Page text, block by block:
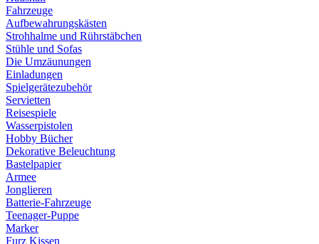
Fahrzeuge
Aufbewahrungskästen
Strohhalme und Rührstäbchen
Stühle und Sofas
Die Umzäunungen
Einladungen
Spielgerätezubehör
Servietten
Reisespiele
Wasserpistolen
Hobby Bücher
Dekorative Beleuchtung
Bastelpapier
Armee
Jonglieren
Batterie-Fahrzeuge
Teenager-Puppe
Marker
Furz Kissen